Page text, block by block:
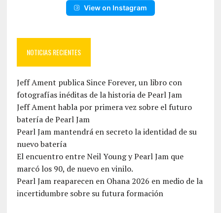
View on Instagram
NOTICIAS RECIENTES
Jeff Ament publica Since Forever, un libro con
fotografías inéditas de la historia de Pearl Jam
Jeff Ament habla por primera vez sobre el futuro
batería de Pearl Jam
Pearl Jam mantendrá en secreto la identidad de su
nuevo batería
El encuentro entre Neil Young y Pearl Jam que
marcó los 90, de nuevo en vinilo.
Pearl Jam reaparecen en Ohana 2026 en medio de la
incertidumbre sobre su futura formación